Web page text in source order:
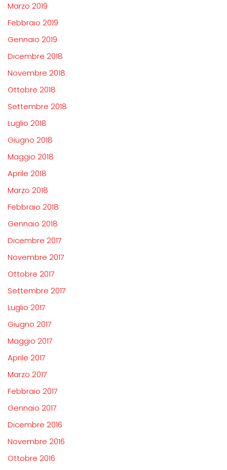
Marzo 2019
Febbraio 2019
Gennaio 2019
Dicembre 2018
Novembre 2018
Ottobre 2018
Settembre 2018
Luglio 2018
Giugno 2018
Maggio 2018
Aprile 2018
Marzo 2018
Febbraio 2018
Gennaio 2018
Dicembre 2017
Novembre 2017
Ottobre 2017
Settembre 2017
Luglio 2017
Giugno 2017
Maggio 2017
Aprile 2017
Marzo 2017
Febbraio 2017
Gennaio 2017
Dicembre 2016
Novembre 2016
Ottobre 2016